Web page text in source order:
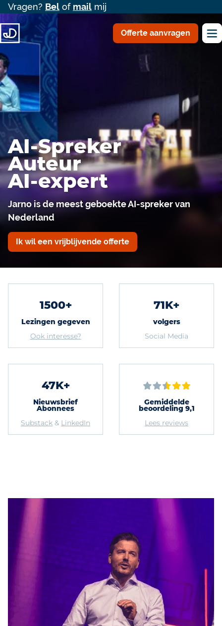
Vragen? Bel of mail mij
Offerte aanvragen
AI-Spreker
Auteur
AI-expert
Jarno is de meest geboekte AI-spreker van
Nederland
Ik wil een vrijblijvende offerte
1500+
Lezingen gegeven
Ook interesse?
71K+
volgers
Social Media
47K+
Nieuwsbrief
Abonnees
Substack & LinkedIn
Gemiddelde
beoordeling 9,1
Lees reviews